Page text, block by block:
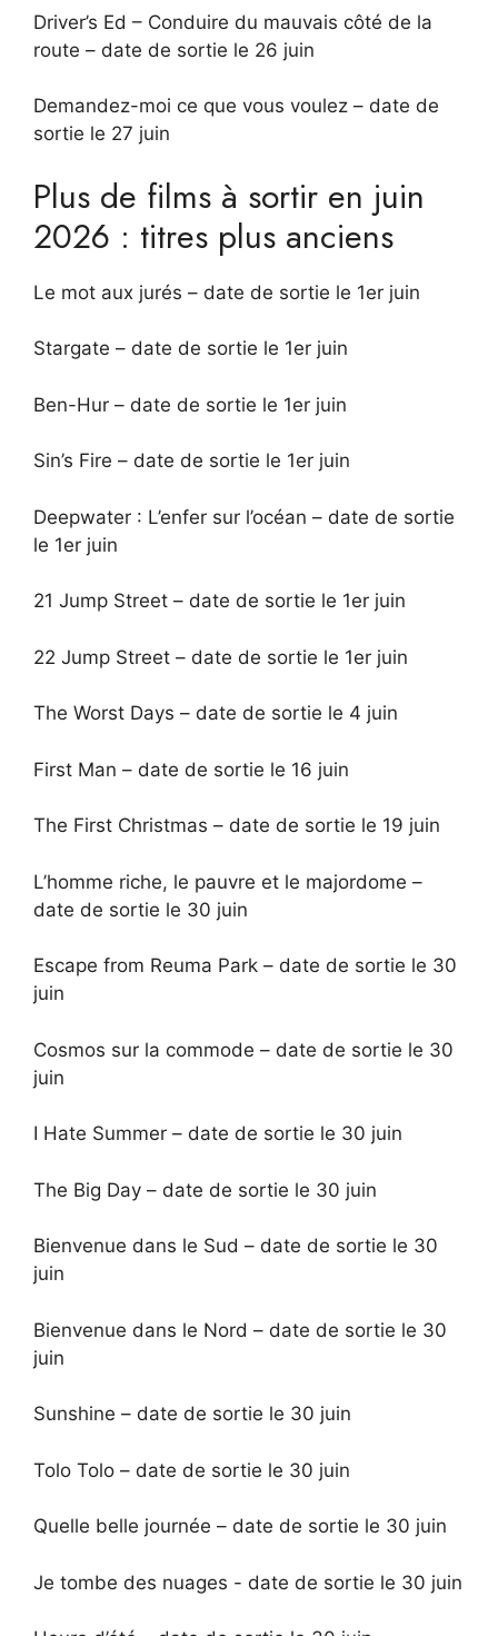
Driver’s Ed – Conduire du mauvais côté de la
route – date de sortie le 26 juin
Demandez-moi ce que vous voulez – date de
sortie le 27 juin
Plus de films à sortir en juin
2026 : titres plus anciens
Le mot aux jurés – date de sortie le 1er juin
Stargate – date de sortie le 1er juin
Ben-Hur – date de sortie le 1er juin
Sin’s Fire – date de sortie le 1er juin
Deepwater : L’enfer sur l’océan – date de sortie
le 1er juin
21 Jump Street – date de sortie le 1er juin
22 Jump Street – date de sortie le 1er juin
The Worst Days – date de sortie le 4 juin
First Man – date de sortie le 16 juin
The First Christmas – date de sortie le 19 juin
L’homme riche, le pauvre et le majordome –
date de sortie le 30 juin
Escape from Reuma Park – date de sortie le 30
juin
Cosmos sur la commode – date de sortie le 30
juin
I Hate Summer – date de sortie le 30 juin
The Big Day – date de sortie le 30 juin
Bienvenue dans le Sud – date de sortie le 30
juin
Bienvenue dans le Nord – date de sortie le 30
juin
Sunshine – date de sortie le 30 juin
Tolo Tolo – date de sortie le 30 juin
Quelle belle journée – date de sortie le 30 juin
Je tombe des nuages ​​- date de sortie le 30 juin